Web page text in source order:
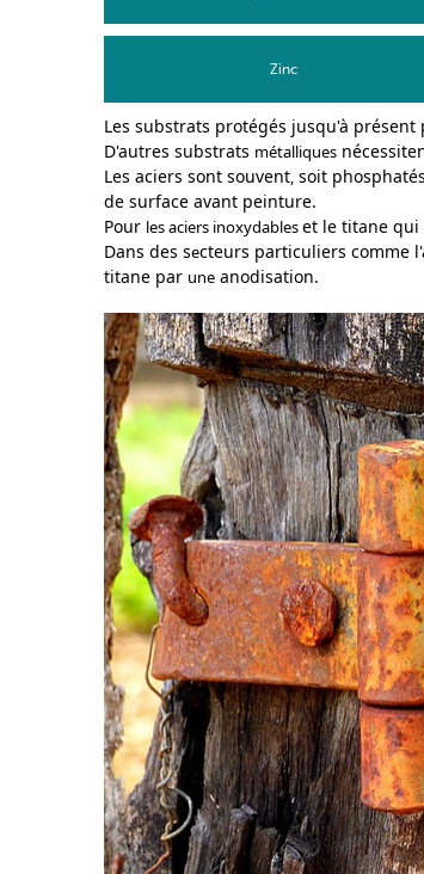
Zinc
Les substrats protégés jusqu'à
D'autres substrats métalliques
Les aciers sont souvent soit phosphatés
de surface avant peinture.
Pour les aciers inoxydableset le titane qui
Dans des secteurs particuliers comme
titane par une anodisation.